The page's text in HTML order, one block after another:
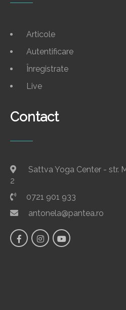
Articole
Autentificare
Înregistrate
Live
Contact
Sattva Yoga Center - str.
2
0721 901 933
antonela@pantea.ro